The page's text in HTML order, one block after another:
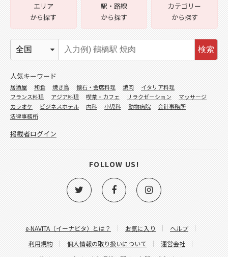
e-NAVITA（イーナビタ）とは？ お気に入り
ヘルプ
利用規約
個人情報の取り扱いについて
運営会社
エリア
から探す
駅・路線
から探す
カテゴリー
から探す
検索
人気キーワード
居酒屋 和食 焼き鳥 懐石・会席料理 焼肉
イタリア料理
フランス料理
アジア料理 喫茶・カフェ リラクゼーション
マッサージ
カラオケ
ビジネスホテル 内科 小児科 動物病院
会計事務所
法律事務所
掲載者ログイン
FOLLOW US!